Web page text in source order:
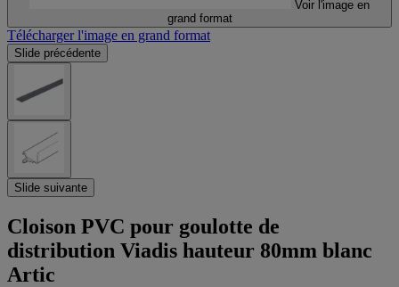
Voir l'image en
grand format
Télécharger l'image en grand format
Slide précédente
Slide suivante
Cloison PVC pour goulotte de
distribution Viadis hauteur 80mm blanc
Artic